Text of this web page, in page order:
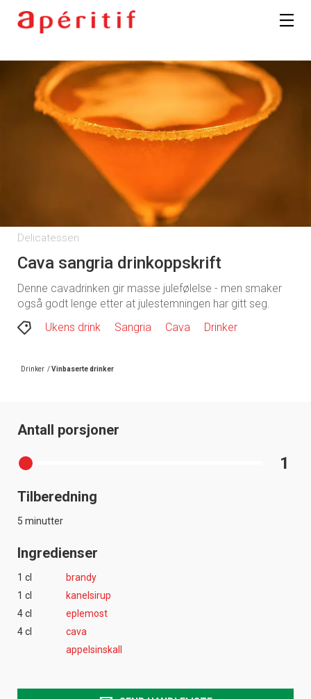
Delicatessen
Cava sangria drinkoppskrift
Denne cavadrinken gir masse julefølelse - men smaker
også godt lenge etter at julestemningen har gitt seg.
Ukens drink
Sangria Cava Drinker
Drinker /Vinbaserte drinker
Antall porsjoner
1
Tilberedning
5 minutter
Ingredienser
1 cl
brandy
1 cl
kanelsirup
4 cl
eplemost
4 cl
cava
appelsinskall